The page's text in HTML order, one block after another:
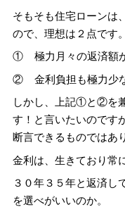
そもそも住宅ローンは
ので、理想は２点です。
① 極力月々の返済額が
② 金利負担も極力少な
しかし、上記①と②を
す！と言いたいのです
断言できるものではあ
金利は、生きており常
３０年３５年と返済し
を選べがいいのか。